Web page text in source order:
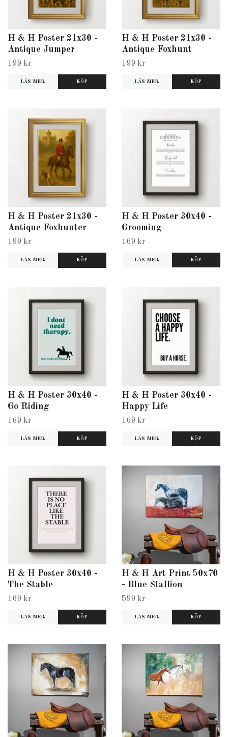
H & H Poster 21x30 -
Antique Jumper
199 kr
LÄS MER
H & H Poster 21x30 -
Antique Foxhunt
199 kr
LÄS MER
H & H Poster 21x30 -
Antique Foxhunter
199 kr
LÄS MER
H & H Poster 30x40 -
Grooming
169 kr
LÄS MER
H & H Poster 30x40 -
Go Riding
169 kr
LÄS MER
H & H Poster 30x40 -
Happy Life
169 kr
LÄS MER
H & H Poster 30x40 -
The Stable
169 kr
LÄS MER
H & H Art Print 50x70
- Blue Stallion
599 kr
LÄS MER